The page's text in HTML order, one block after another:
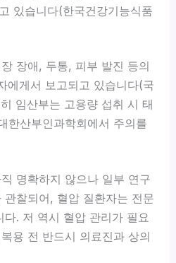
있습니다(한국건강기능식품
장애, 두통, 피부 발진 등의
에게서 보고되고 있습니다(국
임산부는 고용량 섭취 시 태
한산부인과학회에서 주의를
명확하지 않으나 일부 연구
찰되어, 혈압 질환자는 전문
. 저 역시 혈압 관리가 필요
용 전 반드시 의료진과 상의